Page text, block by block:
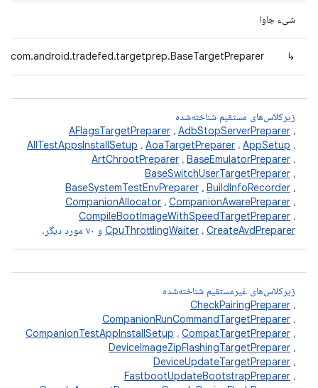
شیء جاوا
↳
com.android.tradefed.targetprep.BaseTargetPreparer
زیرکلاس‌های مستقیم شناخته‌شده
AFlagsTargetPreparer ، AdbStopServerPreparer ،
AllTestAppsInstallSetup ، AoaTargetPreparer ، AppSetup ،
ArtChrootPreparer ، BaseEmulatorPreparer ،
BaseSwitchUserTargetPreparer ،
BaseSystemTestEnvPreparer ، BuildInfoRecorder ،
CompanionAllocator ، CompanionAwarePreparer ،
CompileBootImageWithSpeedTargetPreparer ،
CpuThrottlingWaiter ، CreateAvdPreparer و ۷۰ مورد دیگر.
زیرکلاس‌های غیرمستقیم شناخته‌شده
CheckPairingPreparer ،
CompanionRunCommandTargetPreparer ،
CompanionTestAppInstallSetup ، CompatTargetPreparer ،
DeviceImageZipFlashingTargetPreparer ،
DeviceUpdateTargetPreparer ،
FastbootUpdateBootstrapPreparer ،